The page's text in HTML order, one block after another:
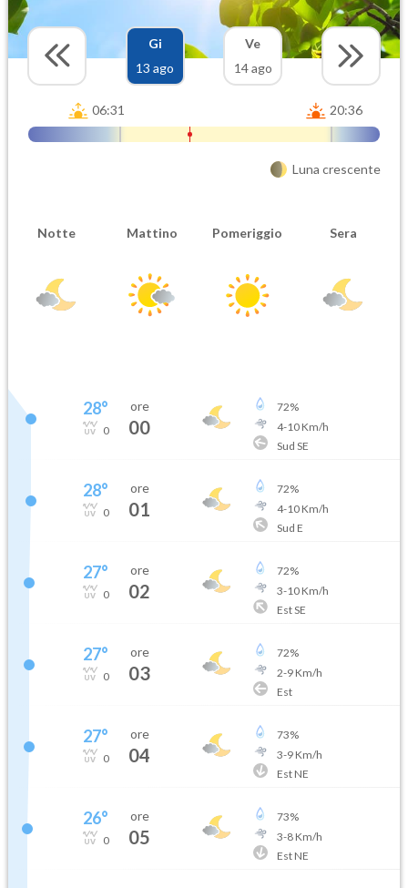
Gi
13 ago
Ve
14 ago
06:31 20:36
Luna crescente
Notte Mattino Pomeriggio Sera
28°
0
ore
00
72%
4-10Km/h
Sud SE
28°
0
ore
01
72%
4-10Km/h
Sud E
27°
0
ore
02
72%
3-10Km/h
Est SE
27°
0
ore
03
72%
2-9Km/h
Est
27°
0
ore
04
73%
3-9Km/h
Est NE
26°
0
ore
05
73%
3-8Km/h
Est NE